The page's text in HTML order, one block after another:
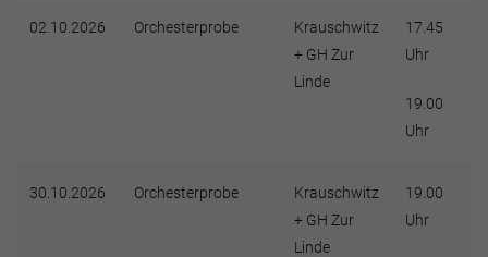
02.10.2026 Orchesterprobe
Krauschwitz
+ GH Zur
Linde
17.45
Uhr
19.00
Uhr
30.10.2026 Orchesterprobe
Krauschwitz
+ GH Zur
Linde
19.00
Uhr